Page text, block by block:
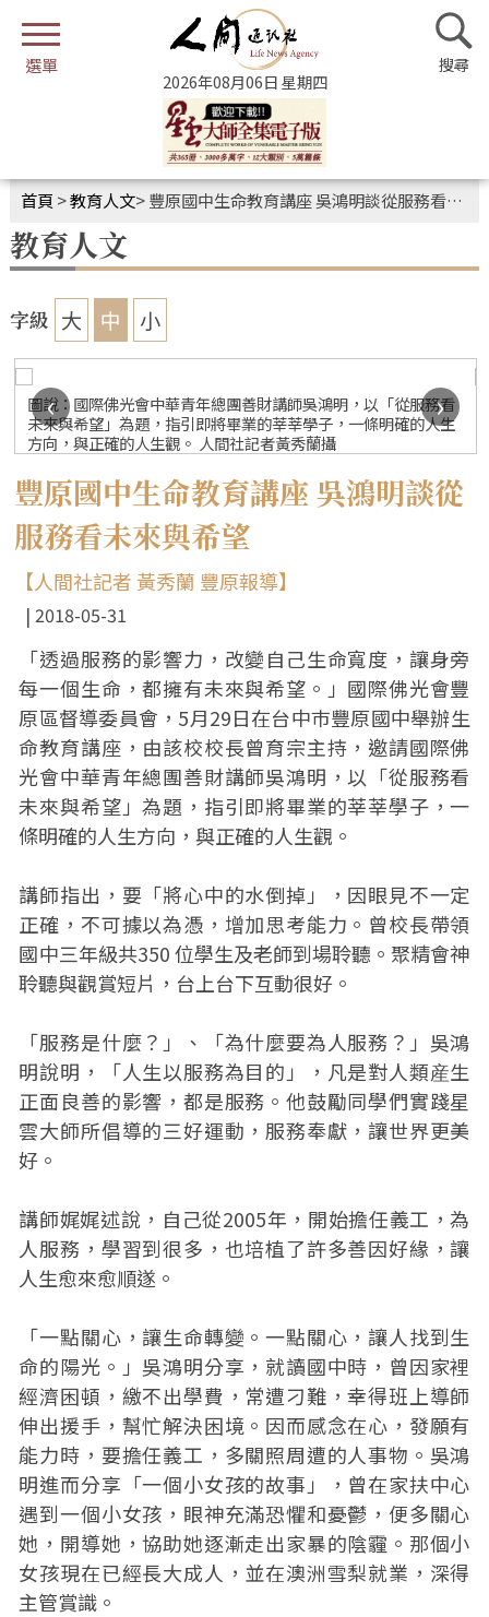
2026年08月06日 星期四
首頁 >教育人文>豐原國中生命教育講座 吳鴻明談從服務看未來與希望
教育人文
字級 大 中 小
圖說：國際佛光會中華青年總團善財講師吳鴻明，以「從服務看
未來與希望」為題，指引即將畢業的莘莘學子，一條明確的人生
方向，與正確的人生觀。 人間社記者黃秀蘭攝
‹ ›
豐原國中生命教育講座 吳鴻明談從
服務看未來與希望
【人間社記者 黃秀蘭 豐原報導】
2018-05-31
「透過服務的影響力，改變自己生命寬度，讓身旁
每一個生命，都擁有未來與希望。」國際佛光會豐
原區督導委員會，5月29日在台中巿豐原國中舉辦生
命教育講座，由該校校長曾育宗主持，邀請國際佛
光會中華青年總團善財講師吳鴻明，以「從服務看
未來與希望」為題，指引即將畢業的莘莘學子，一
條明確的人生方向，與正確的人生觀。
講師指出，要「將心中的水倒掉」，因眼見不一定
正確，不可據以為憑，增加思考能力。曾校長帶領
國中三年級共350 位學生及老師到場聆聽。聚精會神
聆聽與觀賞短片，台上台下互動很好。
「服務是什麼？」、「為什麼要為人服務？」吳鴻
明說明，「人生以服務為目的」，凡是對人類産生
正面良善的影響，都是服務。他鼓勵同學們實踐星
雲大師所倡導的三好運動，服務奉獻，讓世界更美
好。
講師娓娓述說，自己從2005年，開始擔任義工，為
人服務，學習到很多，也培植了許多善因好緣，讓
人生愈來愈順遂。
「一點關心，讓生命轉變。一點關心，讓人找到生
命的陽光。」吳鴻明分享，就讀國中時，曾因家裡
經濟困頓，繳不出學費，常遭刁難，幸得班上導師
伸出援手，幫忙解決困境。因而感念在心，發願有
能力時，要擔任義工，多關照周遭的人事物。吳鴻
明進而分享「一個小女孩的故事」，曾在家扶中心
遇到一個小女孩，眼神充滿恐懼和憂鬱，便多關心
她，開導她，協助她逐漸走出家暴的陰霾。那個小
女孩現在已經長大成人，並在澳洲雪梨就業，深得
主管賞識。